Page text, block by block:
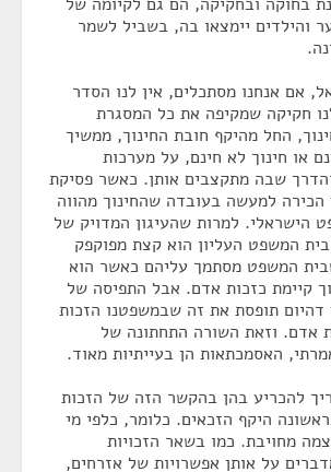
והילדים יימצאו בה, בשביל לשמר
אם אנחנו מסתכלים, אין לנו הסדר
חקיקה שמקיפה את כל המסגרת
החל מהיקף חובת החינוך, ממשיך
או חינוך לא חינם, על מערכות
שבה מתקצבים אותן. כאשר פסיקת
למעשה בעובדה שהחינוך מהווה
הישראלי. למרות שהעיגון המדויק של
המשפט העליון הוא קצת מפוקפק
המשפט מסתמך עליהם כאשר הוא
קיימת כזכות אדם. אבל התפיסה של
דהיום תופסת את זה שבמשפטנו הזכות
אדם. וזאת השורה התחתונה של
האסמכתאות הן בעייתיות מאוד.
להכריע בהן בהקשר הזה של הזכות
היקף הזכאים. כלומר, כלפי מי
מחויבת. כמו בשאר הזכויות
על אותן אפשרויות של אזרחים,